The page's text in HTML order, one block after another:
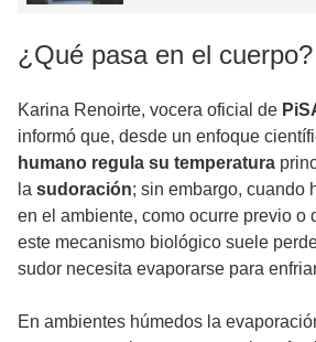
¿Qué pasa en el cuerpo?
Karina Renoirte, vocera oficial de
informó que, desde un enfoque
humano regula su temperatura
la sudoración; sin embargo, cuando
en el ambiente, como ocurre previo o
este mecanismo biológico suele
sudor necesita evaporarse para
En ambientes húmedos la